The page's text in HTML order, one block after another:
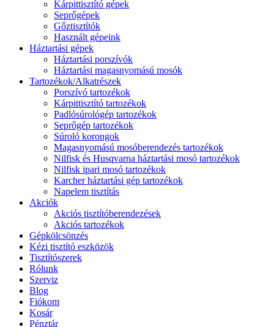
Kárpittisztító gépek
Seprőgépek
Gőztisztítók
Használt gépeink
Háztartási gépek
Háztartási porszívók
Háztartási magasnyomású mosók
Tartozékok/Alkatrészek
Porszívó tartozékok
Kárpittisztító tartozékok
Padlósúrológép tartozékok
Seprőgép tartozékok
Súroló korongok
Magasnyomású mosóberendezés tartozékok
Nilfisk és Husqvarna háztartási mosó tartozékok
Nilfisk ipari mosó tartozékok
Karcher háztartási gép tartozékok
Napelem tisztítás
Akciók
Akciós tisztítóberendezések
Akciós tartozékok
Gépkölcsönzés
Kézi tisztító eszközök
Tisztítószerek
Rólunk
Szerviz
Blog
Fiókom
Kosár
Pénztár